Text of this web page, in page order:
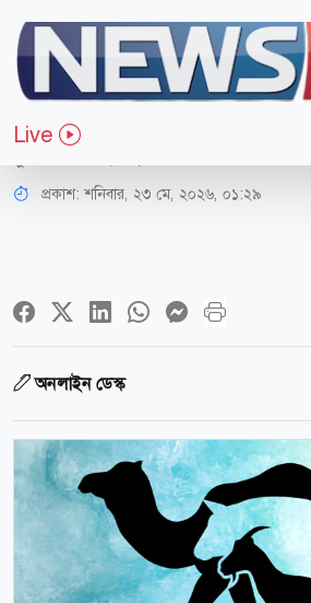
Live
ধর্ম-জীবন
কোরবানির পশুর প্রতি
প্রকাশ:শনিবার, ২৩ মে, ২০২৬, ০১:২৯
অনলাইন ডেস্ক